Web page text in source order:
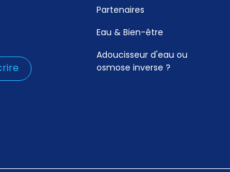
Partenaires
Eau & Bien-être
Adoucisseur d'eau ou
osmose inverse ?